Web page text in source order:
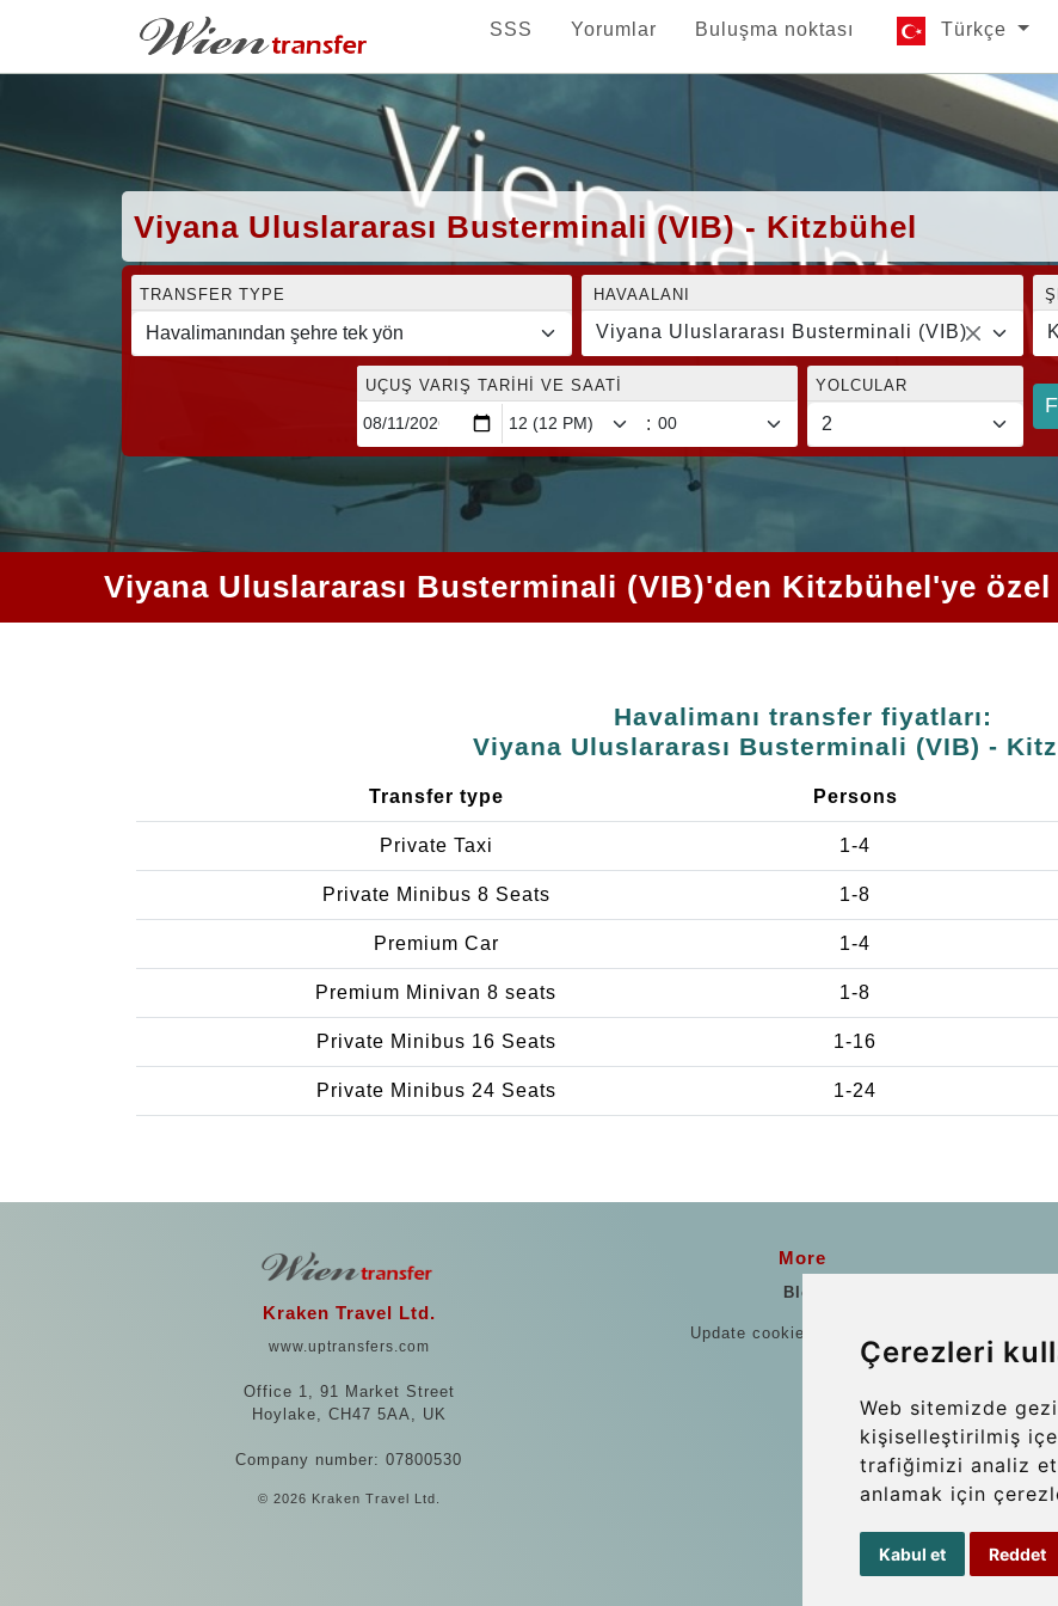
Çerezleri
Web sitemizde
kişiselleştirilmiş
trafiğimizi analiz
anlamak için
Kabul et Reddet
SSS Yorumlar Buluşma noktası Türkçe
Viyana Uluslararası Busterminali (VIB) - Kitzbühel
TRANSFER TYPE HAVAALANI
Viyana Uluslararası Busterminali (VIB)
UÇUŞ VARIŞ TARIHI VE SAATI
:
YOLCULAR
Viyana Uluslararası Busterminali (VIB)'den Kitzbühel'ye
Havalimanı transfer fiyatları:
Viyana Uluslararası Busterminali (VIB) -
Transfer type Persons
Private Taxi 1-4
Private Minibus 8 Seats 1-8
Premium Car 1-4
Premium Minivan 8 seats 1-8
Private Minibus 16 Seats 1-16
Private Minibus 24 Seats 1-24
Kraken Travel Ltd.
www.uptransfers.com
Office 1, 91 Market Street
Hoylake, CH47 5AA, UK
Company number: 07800530
© 2026 Kraken Travel Ltd.
More
Blog
Update cookies preferences